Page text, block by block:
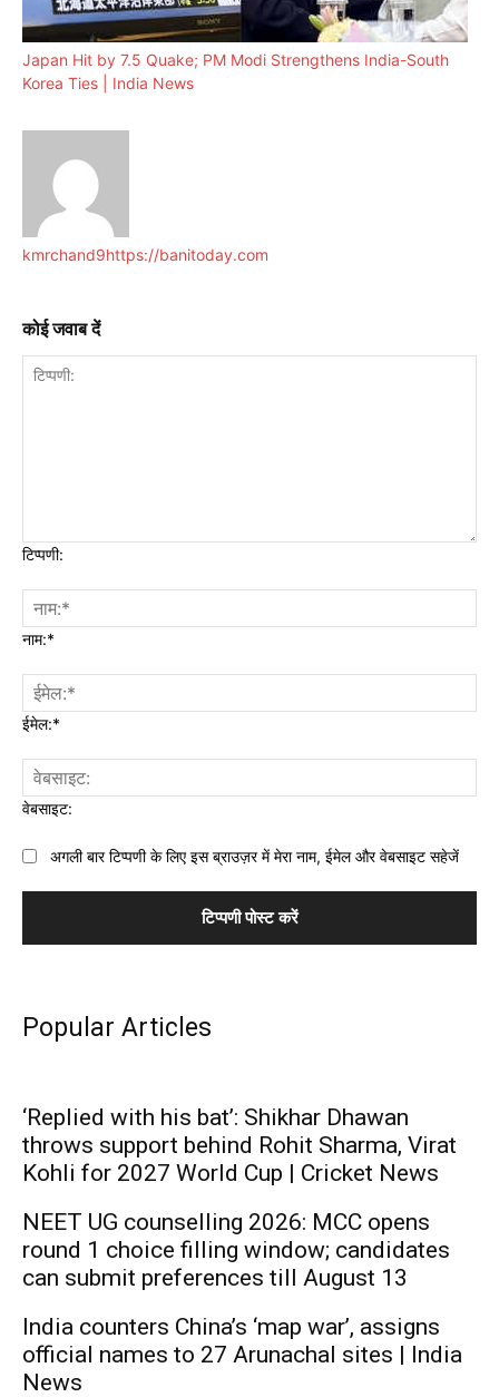
Japan Hit by 7.5 Quake; PM Modi Strengthens India-South
Korea Ties | India News
kmrchand9https://banitoday.com
कोई जवाब दें
टिप्पणी:
नाम:*
ईमेल:*
वेबसाइट:
अगली बार टिप्पणी के लिए इस ब्राउज़र में मेरा नाम, ईमेल और वेबसाइट सहेजें
Popular Articles
‘Replied with his bat’: Shikhar Dhawan
throws support behind Rohit Sharma, Virat
Kohli for 2027 World Cup | Cricket News
NEET UG counselling 2026: MCC opens
round 1 choice filling window; candidates
can submit preferences till August 13
India counters China’s ‘map war’, assigns
official names to 27 Arunachal sites | India
News